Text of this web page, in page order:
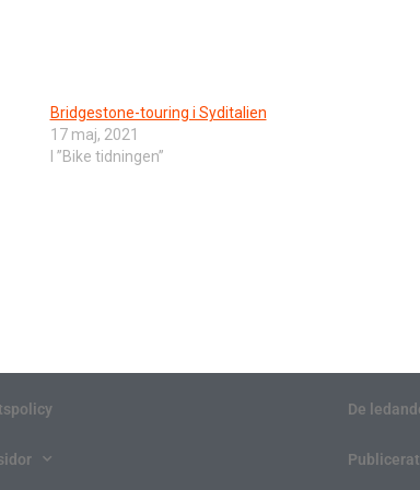
Bridgestone-touring i Syditalien
17 maj, 2021
I ”Bike tidningen”
De
Publicerat